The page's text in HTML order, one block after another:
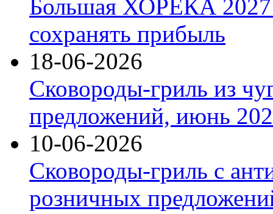
Большая ХОРЕКА 2027:
сохранять прибыль
18-06-2026
Сковороды-гриль из
предложений, июнь
10-06-2026
Сковороды-гриль с
розничных